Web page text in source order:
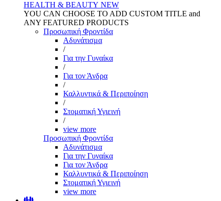
HEALTH & BEAUTY NEW
YOU CAN CHOOSE TO ADD CUSTOM TITLE and
ANY FEATURED PRODUCTS
Προσωπική Φροντίδα
Αδυνάτισμα
/
Για την Γυναίκα
/
Για τον Άνδρα
/
Καλλυντικά & Περιποίηση
/
Στοματική Υγιεινή
/
view more
Προσωπική Φροντίδα
Αδυνάτισμα
Για την Γυναίκα
Για τον Άνδρα
Καλλυντικά & Περιποίηση
Στοματική Υγιεινή
view more